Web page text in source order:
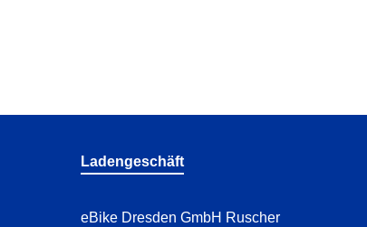
Ladengeschäft
eBike Dresden GmbH Ruscher